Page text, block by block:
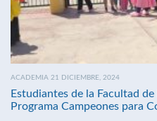
ACADEMIA 21 DICIEMBRE, 2024
Estudiantes de la Facultad
Programa Campeones para